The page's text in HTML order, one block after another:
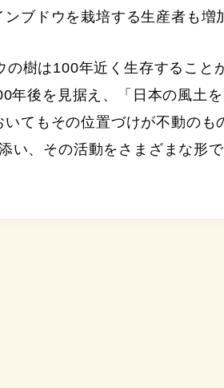
ンブドウを栽培する生産者も増
の樹は100年近く生存すること
年後を見据え、「日本の風土
てもその位置づけが不動のも
い、その活動をさまざまな形で